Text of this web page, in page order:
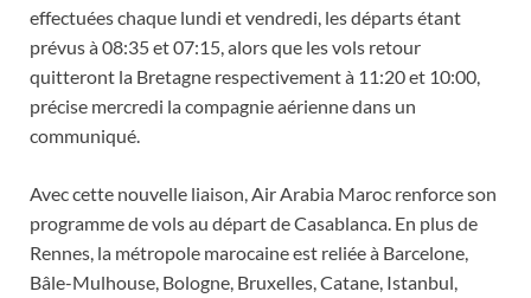
effectuées chaque lundi et vendredi, les départs étant
prévus à 08:35 et 07:15, alors que les vols retour
quitteront la Bretagne respectivement à 11:20 et 10:00,
précise mercredi la compagnie aérienne dans un
communiqué.
Avec cette nouvelle liaison, Air Arabia Maroc renforce son
programme de vols au départ de Casablanca. En plus de
Rennes, la métropole marocaine est reliée à Barcelone,
Bâle-Mulhouse, Bologne, Bruxelles, Catane, Istanbul,